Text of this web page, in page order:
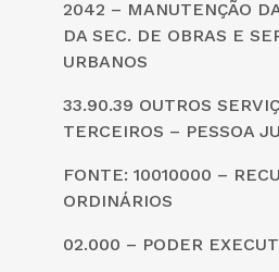
2042 – MANUTENÇÃO
DA SEC. DE OBRAS E
URBANOS
33.90.39 OUTROS
TERCEIROS – PESSOA
FONTE: 10010000 –
ORDINÁRIOS
02.000 – PODER